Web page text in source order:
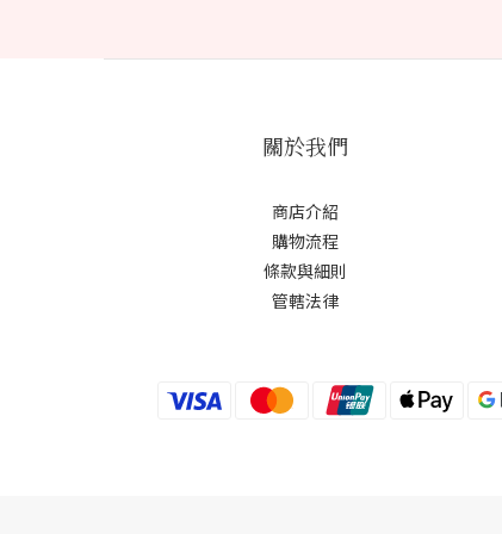
關於我們
商店介紹
購物流程
條款與細則
管轄法律